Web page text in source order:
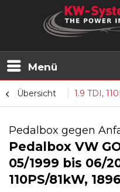
Menü
Übersicht 1.9 TDI,
Pedalbox gegen
Pedalbox VW
05/1999 bis 06/
110PS/81kW,